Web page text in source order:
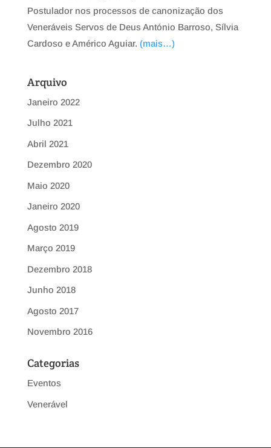
Postulador nos processos de canonização dos
Veneráveis Servos de Deus António Barroso, Sílvia
Cardoso e Américo Aguiar. (mais…)
Arquivo
Janeiro 2022
Julho 2021
Abril 2021
Dezembro 2020
Maio 2020
Janeiro 2020
Agosto 2019
Março 2019
Dezembro 2018
Junho 2018
Agosto 2017
Novembro 2016
Categorias
Eventos
Venerável